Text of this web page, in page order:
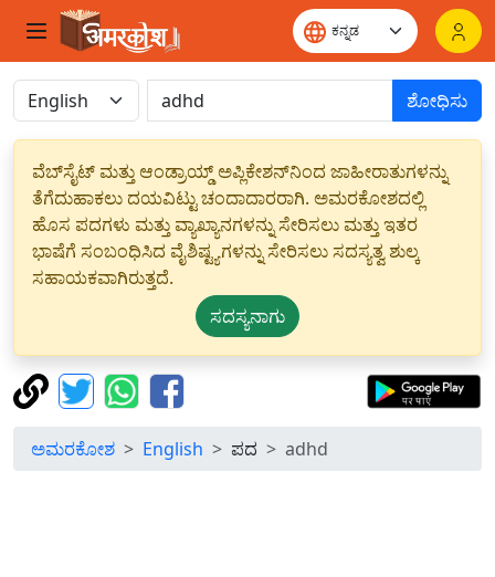
ಶೋಧಿಸು
ವೆಬ್‌ಸೈಟ್ ಮತ್ತು ಆಂಡ್ರಾಯ್ಡ್ ಅಪ್ಲಿಕೇಶನ್‌ನಿಂದ ಜಾಹೀರಾತುಗಳನ್ನು
ತೆಗೆದುಹಾಕಲು ದಯವಿಟ್ಟು ಚಂದಾದಾರರಾಗಿ. ಅಮರಕೋಶದಲ್ಲಿ
ಹೊಸ ಪದಗಳು ಮತ್ತು ವ್ಯಾಖ್ಯಾನಗಳನ್ನು ಸೇರಿಸಲು ಮತ್ತು ಇತರ
ಭಾಷೆಗೆ ಸಂಬಂಧಿಸಿದ ವೈಶಿಷ್ಟ್ಯಗಳನ್ನು ಸೇರಿಸಲು ಸದಸ್ಯತ್ವ ಶುಲ್ಕ
ಸಹಾಯಕವಾಗಿರುತ್ತದೆ.
ಸದಸ್ಯನಾಗು
ಅಮರಕೋಶ English ಪದ adhd